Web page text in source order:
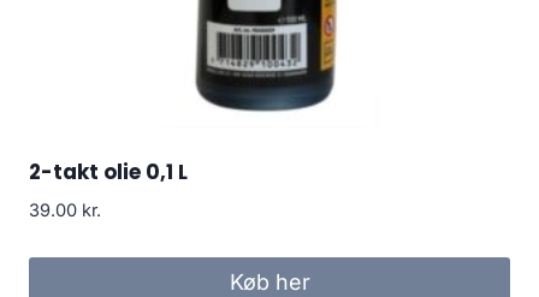
2-takt olie 0,1 L
39.00 kr.
Køb her